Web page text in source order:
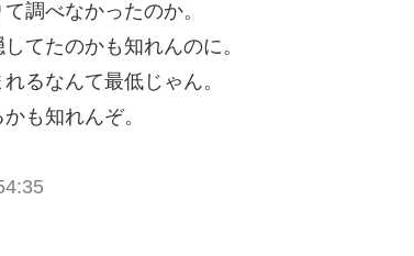
調べなかったのか。
てたのかも知れんのに。
るなんて最低じゃん。
も知れんぞ。